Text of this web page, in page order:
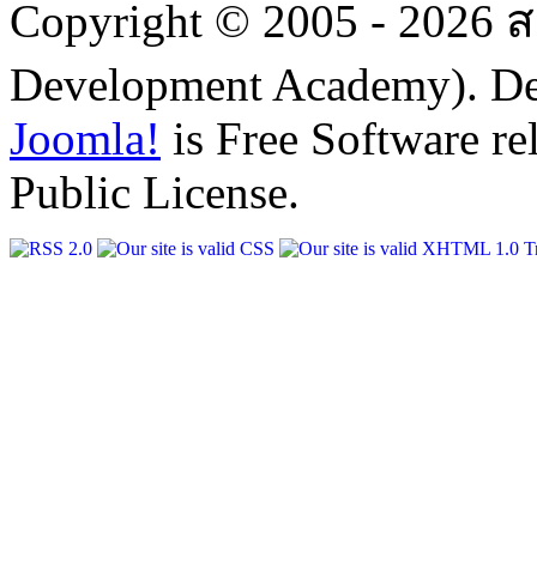
Copyright © 2005 -
Development Academy).
Joomla! is Free Software
Public License.